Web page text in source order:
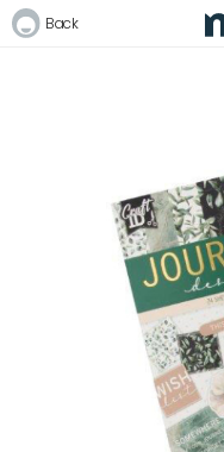
Bli medlem i Club Miixi
Glömt ditt lösenord?
Ansök om att bli B2B-
Back
30%